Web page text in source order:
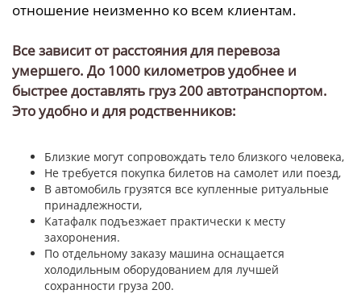
отношение неизменно ко всем клиентам.
Все зависит от расстояния для перевоза
умершего. До 1000 километров удобнее и
быстрее доставлять груз 200 автотранспортом.
Это удобно и для родственников:
Близкие могут сопровождать тело близкого человека,
Не требуется покупка билетов на самолет или поезд,
В автомобиль грузятся все купленные ритуальные
принадлежности,
Катафалк подъезжает практически к месту
захоронения.
По отдельному заказу машина оснащается
холодильным оборудованием для лучшей
сохранности груза 200.